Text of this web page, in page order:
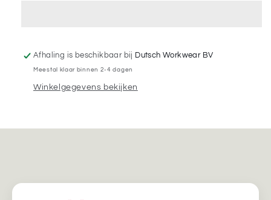
Afhaling is beschikbaar bij Dutsch Workwear BV
Meestal klaar binnen 2-4 dagen
Winkelgegevens bekijken